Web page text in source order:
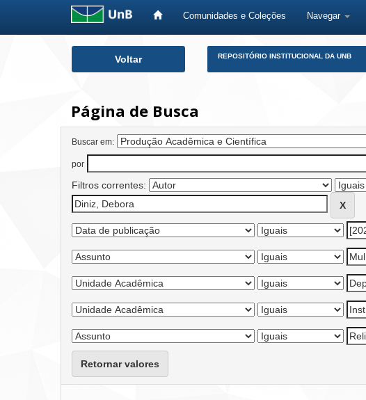
Comunidades e Coleções Navegar
Voltar REPOSITÓRIO INSTITUCIONAL DA UNB
Página de Busca
Buscar em:
por
Filtros correntes:
Retornar valores